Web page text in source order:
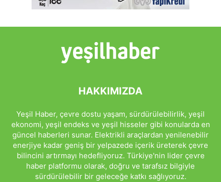
HAKKIMIZDA
Yeşil Haber, çevre dostu yaşam, sürdürülebilirlik, yeşil
ekonomi, yeşil endeks ve yeşil hisseler gibi konularda en
güncel haberleri sunar. Elektrikli araçlardan yenilenebilir
enerjiye kadar geniş bir yelpazede içerik üreterek çevre
bilincini artırmayı hedefliyoruz. Türkiye'nin lider çevre
haber platformu olarak, doğru ve tarafsız bilgiyle
sürdürülebilir bir geleceğe katkı sağlıyoruz.